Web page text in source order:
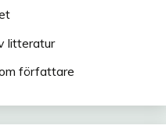
litteratur
författare